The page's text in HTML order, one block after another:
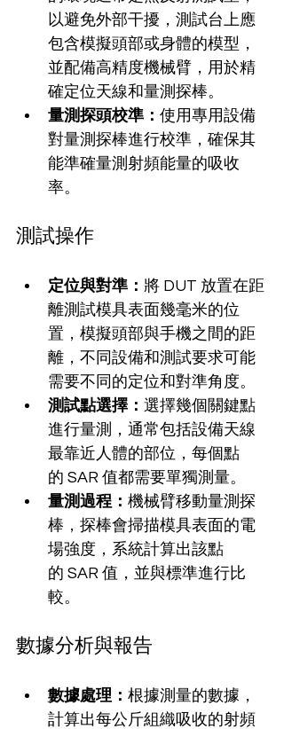
以避免外部干擾，測試台上應
包含模擬頭部或身體的模型，
並配備高精度機械臂，用於精
確定位天線和量測探棒。
量測探頭校準： 使用專用設備
對量測探棒進行校準，確保其
能準確量測射頻能量的吸收
率。
測試操作
定位與對準： 將 DUT 放置在距
離測試模具表面幾毫米的位
置，模擬頭部與手機之間的距
離，不同設備和測試要求可能
需要不同的定位和對準角度。
測試點選擇： 選擇幾個關鍵點
進行量測，通常包括設備天線
最靠近人體的部位，每個點
的 SAR 值都需要單獨測量。
量測過程： 機械臂移動量測探
棒，探棒會掃描模具表面的電
場強度，系統計算出該點
的 SAR 值，並與標準進行比
較。
數據分析與報告
數據處理： 根據測量的數據，
計算出每公斤組織吸收的射頻